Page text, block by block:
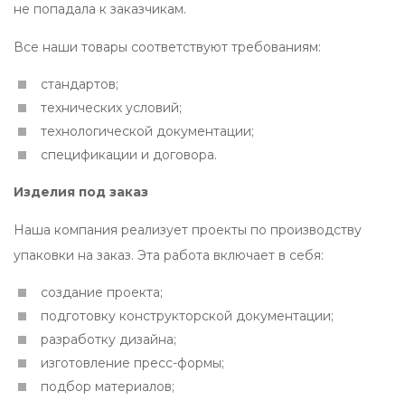
не попадала к заказчикам.
Все наши товары соответствуют требованиям:
стандартов;
технических условий;
технологической документации;
спецификации и договора.
Изделия под заказ
Наша компания реализует проекты по производству
упаковки на заказ. Эта работа включает в себя:
создание проекта;
подготовку конструкторской документации;
разработку дизайна;
изготовление пресс-формы;
подбор материалов;